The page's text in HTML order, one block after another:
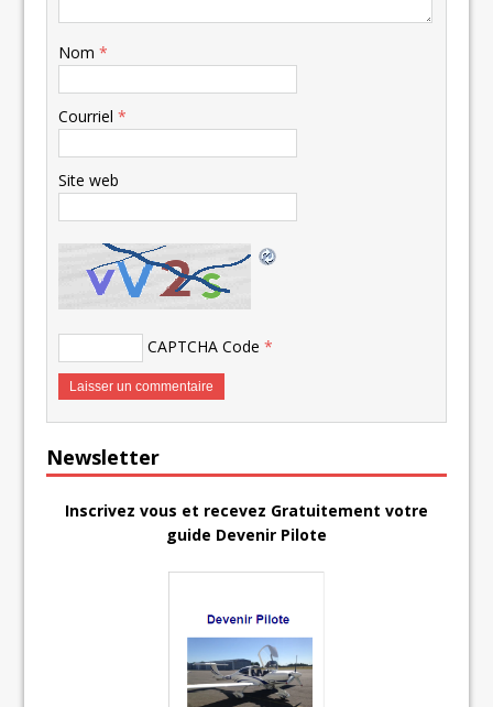
Nom*
Courriel*
Site web
CAPTCHA Code *
Newsletter
Inscrivez vous et recevez Gratuitement votre
guide Devenir Pilote